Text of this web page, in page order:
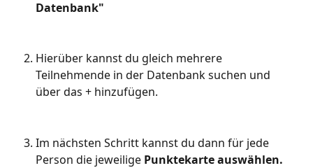
Datenbank"
Hierüber kannst du gleich mehrere
Teilnehmende in der Datenbank suchen und
über das + hinzufügen.
Im nächsten Schritt kannst du dann für jede
Person die jeweilige Punktekarte auswählen.